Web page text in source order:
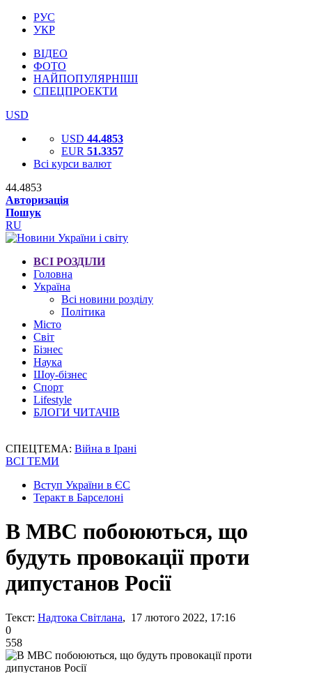
РУС
УКР
ВІДЕО
ФОТО
НАЙПОПУЛЯРНІШІ
СПЕЦПРОЕКТИ
USD
USD 44.4853
EUR 51.3357
Всі курси валют
44.4853
Авторизація
Пошук
RU
ВСІ РОЗДІЛИ
Головна
Україна
Всі новини розділу
Політика
Місто
Світ
Бізнес
Наука
Шоу-бізнес
Спорт
Lifestyle
БЛОГИ ЧИТАЧІВ
СПЕЦТЕМА: Війна в Ірані
ВСІ ТЕМИ
Вступ України в ЄС
Теракт в Барселоні
В МВС побоюються, що
будуть провокації проти
дипустанов Росії
Текст: Надтока Світлана, 17 лютого 2022, 17:16
0
558